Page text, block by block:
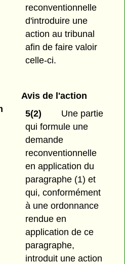
reconventionnelle
d'introduire une
action au tribunal
afin de faire valoir
celle-ci.
Avis de l'action
5(2)
Une partie
qui formule une
demande
reconventionnelle
en application du
paragraphe (1) et
qui, conformément
à une ordonnance
rendue en
application de ce
paragraphe,
introduit une action